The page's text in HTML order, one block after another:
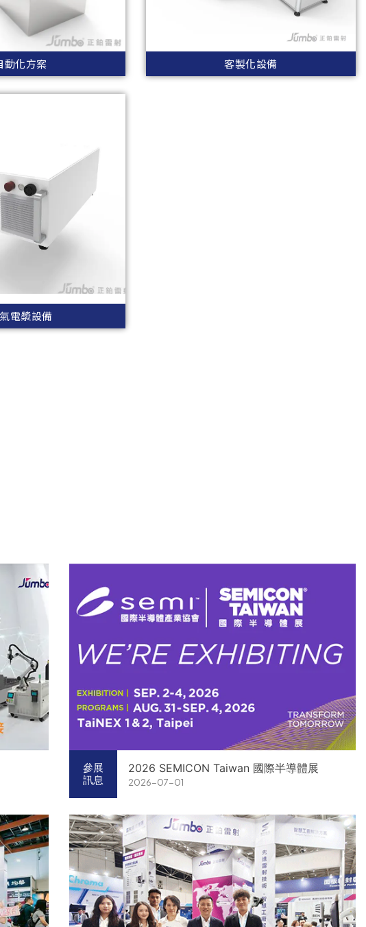
動化方案 客製化設備
電漿設備
參展
訊息
2026 SEMICON Taiwan 國際半導體展
2026-07-01